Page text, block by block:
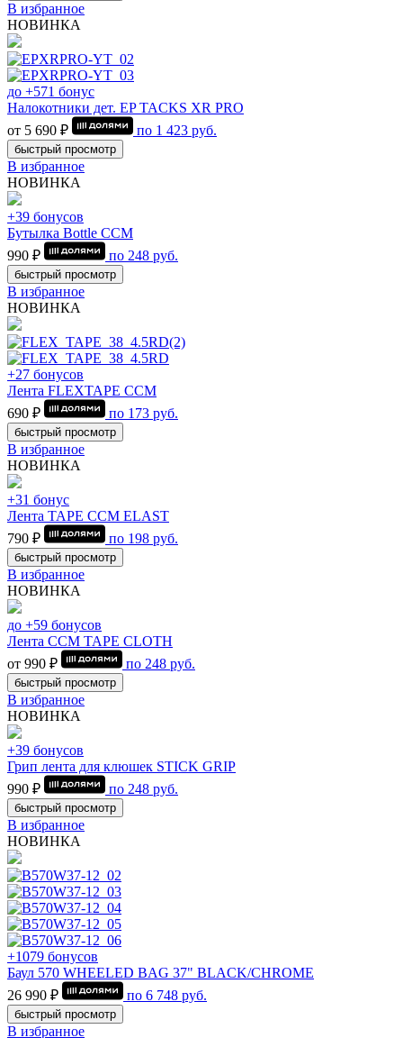
В избранное
НОВИНКА
до +571 бонус
Налокотники дет. EP TACKS XR PRO
от 5 690 ₽
по 1 423 руб.
быстрый просмотр
В избранное
НОВИНКА
+39 бонусов
Бутылка Bottle CCM
990 ₽
по 248 руб.
быстрый просмотр
В избранное
НОВИНКА
+27 бонусов
Лента FLEXTAPE CCM
690 ₽
по 173 руб.
быстрый просмотр
В избранное
НОВИНКА
+31 бонус
Лента TAPE CCM ELAST
790 ₽
по 198 руб.
быстрый просмотр
В избранное
НОВИНКА
до +59 бонусов
Лента CCM TAPE CLOTH
от 990 ₽
по 248 руб.
быстрый просмотр
В избранное
НОВИНКА
+39 бонусов
Грип лента для клюшек STICK GRIP
990 ₽
по 248 руб.
быстрый просмотр
В избранное
НОВИНКА
+1079 бонусов
Баул 570 WHEELED BAG 37" BLACK/CHROME
26 990 ₽
по 6 748 руб.
быстрый просмотр
В избранное